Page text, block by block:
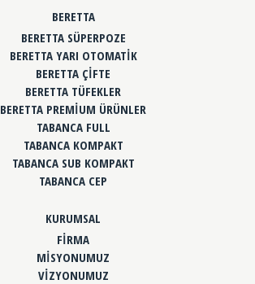
BERETTA
BERETTA SÜPERPOZE
BERETTA YARI OTOMATİK
BERETTA ÇİFTE
BERETTA TÜFEKLER
BERETTA PREMİUM ÜRÜNLER
TABANCA FULL
TABANCA KOMPAKT
TABANCA SUB KOMPAKT
TABANCA CEP
KURUMSAL
FİRMA
MİSYONUMUZ
VİZYONUMUZ